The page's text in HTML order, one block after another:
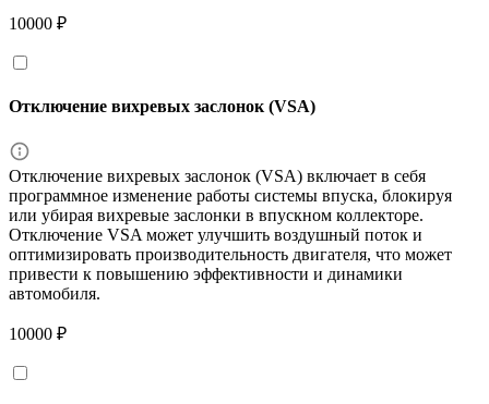
10000 ₽
Отключение вихревых заслонок (VSA)
Отключение вихревых заслонок (VSA) включает в себя
программное изменение работы системы впуска, блокируя
или убирая вихревые заслонки в впускном коллекторе.
Отключение VSA может улучшить воздушный поток и
оптимизировать производительность двигателя, что может
привести к повышению эффективности и динамики
автомобиля.
10000 ₽